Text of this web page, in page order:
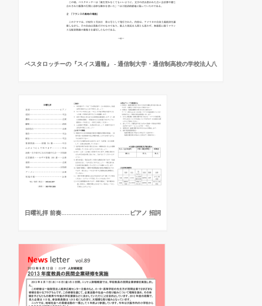
ペスタロッチーの『スイス週報』 - 通信制大学・通信制高校の学校法人八
日曜礼拝 前奏…………………………………ピアノ 招詞